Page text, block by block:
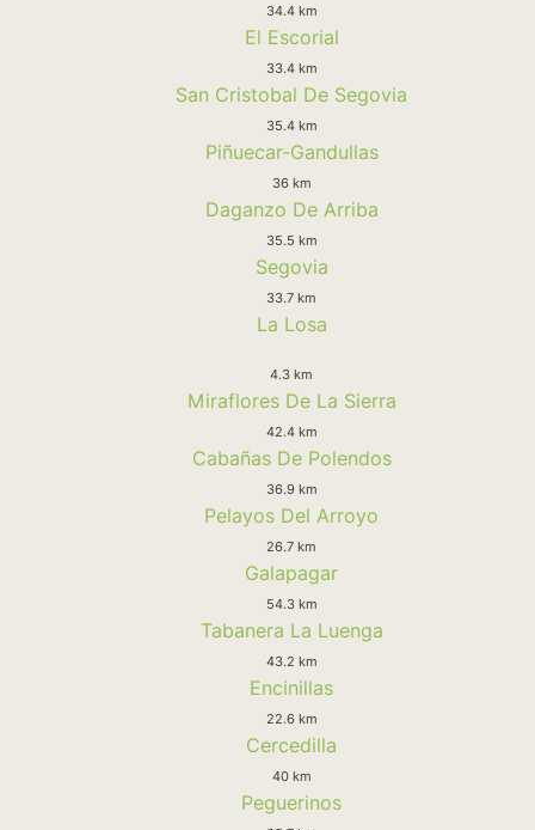
34.4 km
El Escorial
33.4 km
San Cristobal De Segovia
35.4 km
Piñuecar-Gandullas
36 km
Daganzo De Arriba
35.5 km
Segovia
33.7 km
La Losa
4.3 km
Miraflores De La Sierra
42.4 km
Cabañas De Polendos
36.9 km
Pelayos Del Arroyo
26.7 km
Galapagar
54.3 km
Tabanera La Luenga
43.2 km
Encinillas
22.6 km
Cercedilla
40 km
Peguerinos